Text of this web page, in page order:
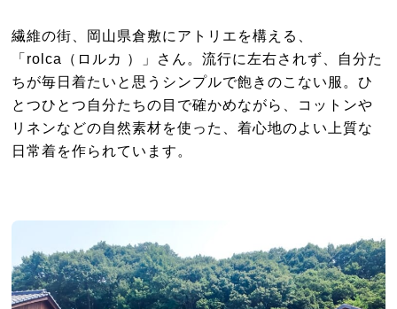
繊維の街、岡山県倉敷にアトリエを構える、
「rolca（ロルカ ）」さん。流行に左右されず、自分た
ちが毎日着たいと思うシンプルで飽きのこない服。ひ
とつひとつ自分たちの目で確かめながら、コットンや
リネンなどの自然素材を使った、着心地のよい上質な
日常着を作られています。